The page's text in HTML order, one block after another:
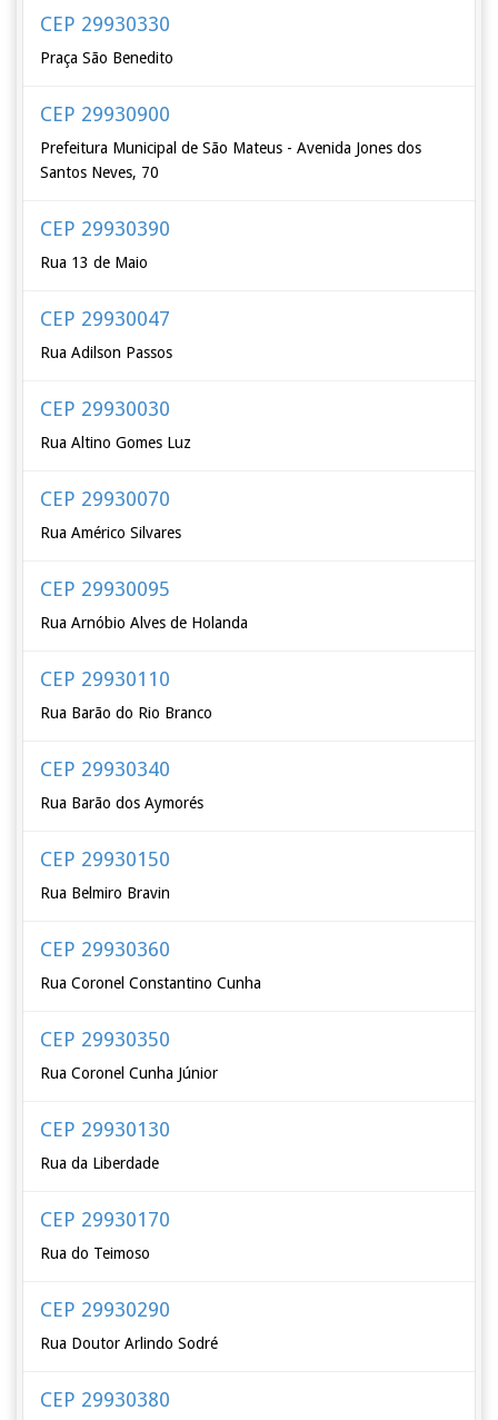
CEP 29930330
Praça São Benedito
CEP 29930900
Prefeitura Municipal de São Mateus - Avenida Jones dos
Santos Neves, 70
CEP 29930390
Rua 13 de Maio
CEP 29930047
Rua Adilson Passos
CEP 29930030
Rua Altino Gomes Luz
CEP 29930070
Rua Américo Silvares
CEP 29930095
Rua Arnóbio Alves de Holanda
CEP 29930110
Rua Barão do Rio Branco
CEP 29930340
Rua Barão dos Aymorés
CEP 29930150
Rua Belmiro Bravin
CEP 29930360
Rua Coronel Constantino Cunha
CEP 29930350
Rua Coronel Cunha Júnior
CEP 29930130
Rua da Liberdade
CEP 29930170
Rua do Teimoso
CEP 29930290
Rua Doutor Arlindo Sodré
CEP 29930380